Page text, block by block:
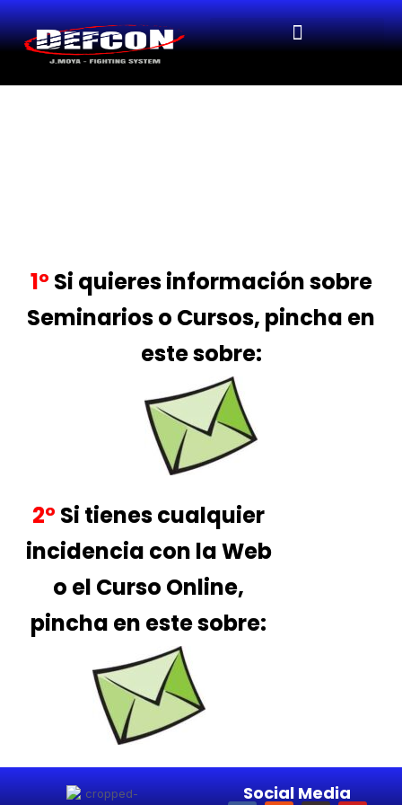
1º Si quieres información sobre
Seminarios o Cursos, pincha en
este sobre:
2º Si tienes cualquier
incidencia con la Web
o el Curso Online,
pincha en este sobre:
Social Media